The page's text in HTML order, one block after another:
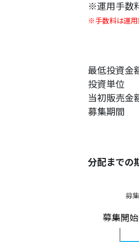
※運用手
※手数料は運用
最低
投
当初
募
分配までの